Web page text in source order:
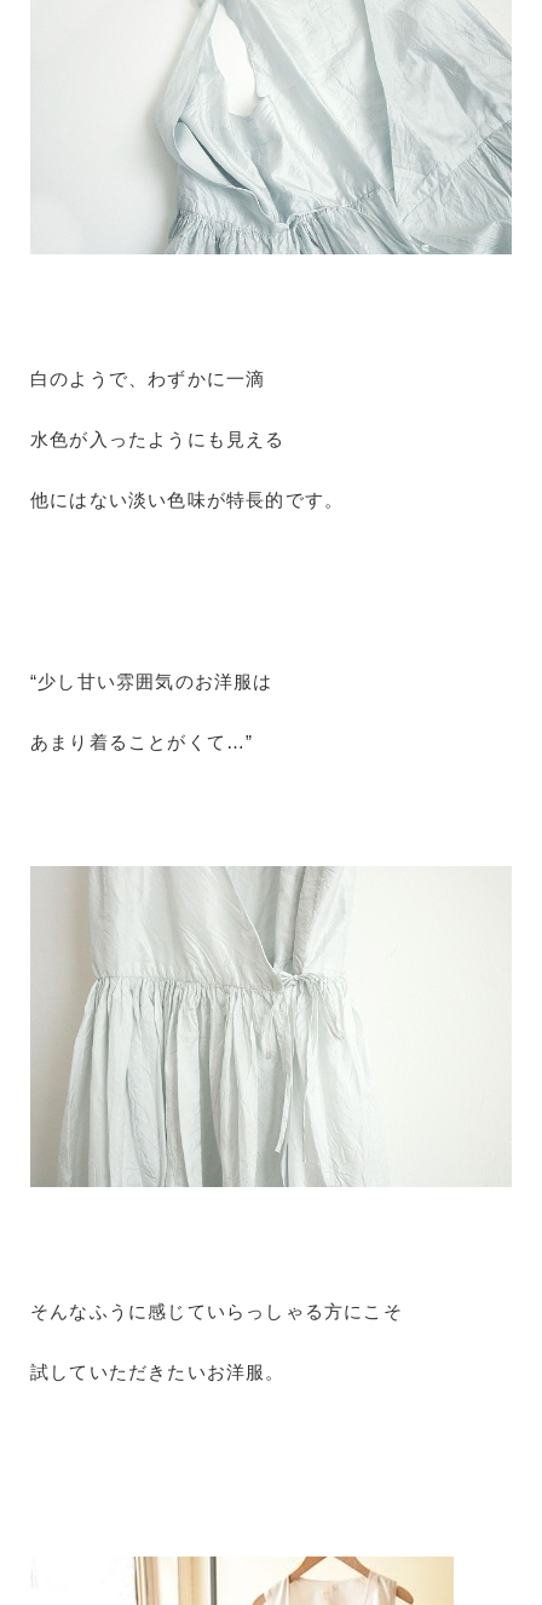
白のようで、わずかに一滴
水色が入ったようにも見える
他にはない淡い色味が特長的です。
“少し甘い雰囲気のお洋服は
あまり着ることがくて…”
そんなふうに感じていらっしゃる方にこそ
試していただきたいお洋服。